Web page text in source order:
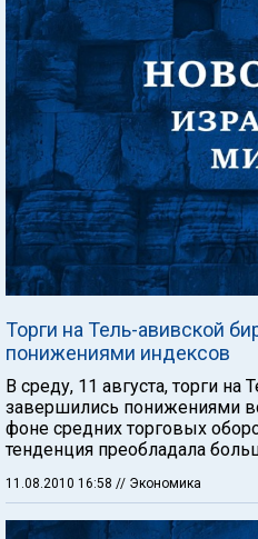
Торги на Тель-авивской
понижениями индексов
В среду, 11 августа, торги
завершились понижениями
фоне средних торговых
тенденция преобладала
11.08.2010 16:58 // Экономика